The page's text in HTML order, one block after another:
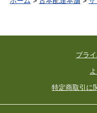
プラ
特定商取引に